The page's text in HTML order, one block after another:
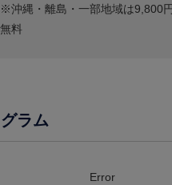
※沖縄・離島・一部地域は9,800
無料
ラム
Error